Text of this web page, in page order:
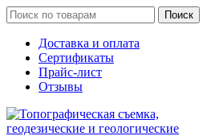
Поиск
Доставка и оплата
Сертификаты
Прайс-лист
Отзывы